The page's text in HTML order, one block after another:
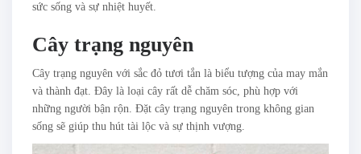
sức sống và sự nhiệt huyết.
Cây trạng nguyên
Cây trạng nguyên với sắc đỏ tươi tắn là biểu tượng của may mắn
và thành đạt. Đây là loại cây rất dễ chăm sóc, phù hợp với
những người bận rộn. Đặt cây trạng nguyên trong không gian
sống sẽ giúp thu hút tài lộc và sự thịnh vượng.